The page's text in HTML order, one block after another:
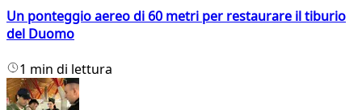
Un ponteggio aereo di 60 metri per restaurare il tiburio
del Duomo
1 min di lettura